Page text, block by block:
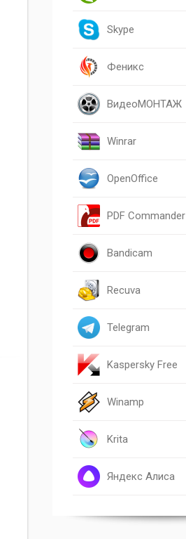
Skype
Феникс
ВидеоМОНТАЖ
Winrar
OpenOffice
PDF Commander
Bandicam
Recuva
Telegram
Kaspersky Free
Winamp
Krita
Яндекс Алиса